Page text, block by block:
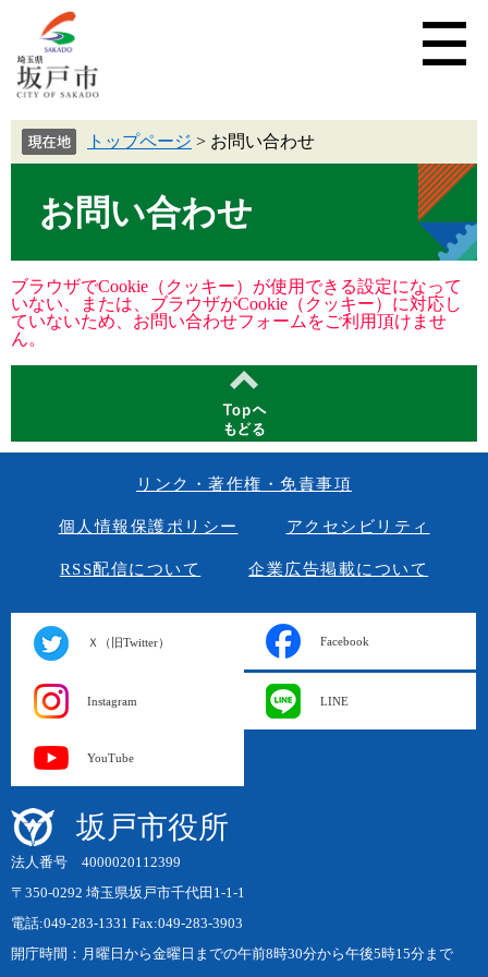
トップページ > お問い合わせ
お問い合わせ
ブラウザでCookie（クッキー）が使用できる設定になって
いない、または、ブラウザがCookie（クッキー）に対応し
ていないため、お問い合わせフォームをご利用頂けませ
ん。
リンク・著作権・免責事項
個人情報保護ポリシー アクセシビリティ
RSS配信について 企業広告掲載について
Ｘ（旧Twitter） Facebook
Instagram LINE
YouTube
坂戸市役所
法人番号 4000020112399
〒350-0292 埼玉県坂戸市千代田1-1-1
電話:049-283-1331 Fax:049-283-3903
開庁時間：月曜日から金曜日までの午前8時30分から午後5時15分まで